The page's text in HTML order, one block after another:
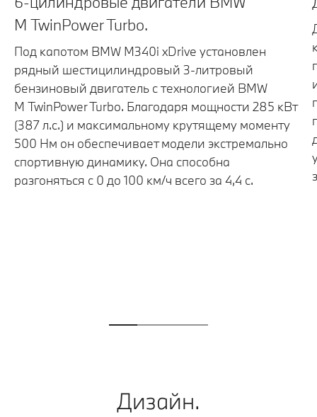
М TwinPower Turbo.
Под капотом BMW M340i xDrive установлен
рядный шестицилиндровый 3-литровый
бензиновый двигатель с технологией BMW
M TwinPower Turbo. Благодаря мощности 285 кВт
(387 л.с.) и максимальному крутящему моменту
500 Нм он обеспечивает модели экстремально
спортивную динамику. Она способна
разгоняться с 0 до 100 км/ч всего за 4,4 с.
Дизайн.